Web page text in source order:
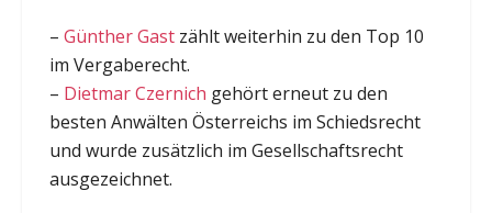
– Günther Gastzählt weiterhin zu den Top 10
im Vergaberecht.
– Dietmar Czernich gehört erneut zu den
besten Anwälten Österreichs im Schiedsrecht
und wurde zusätzlich im Gesellschaftsrecht
ausgezeichnet.